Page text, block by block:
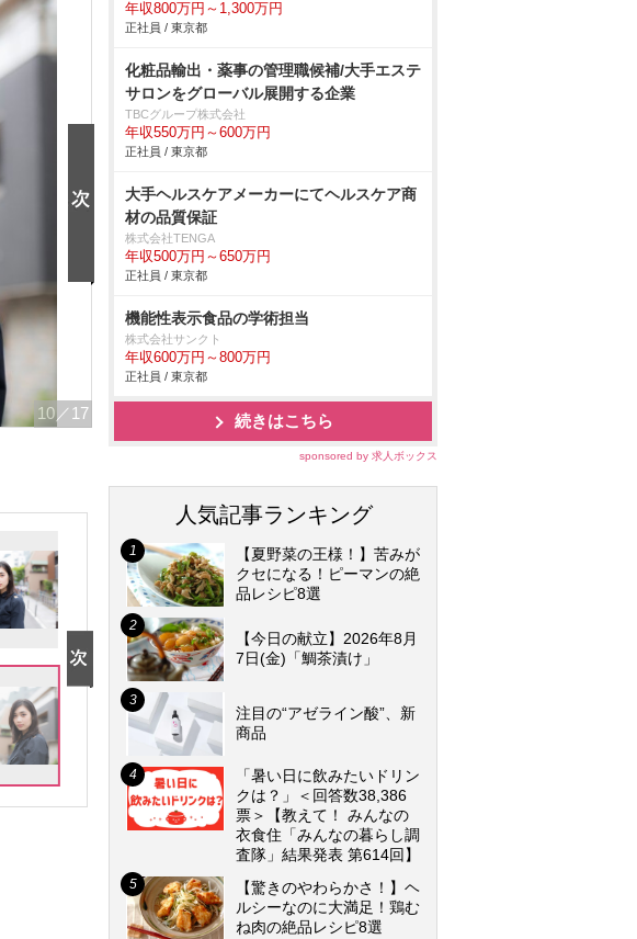
10 ／17
年収800万円～1,300万円
正社員 / 東京都
化粧品輸出・薬事の管理職候補/大手エステ
サロンをグローバル展開する企業
TBCグループ株式会社
年収550万円～600万円
正社員 / 東京都
大手ヘルスケアメーカーにてヘルスケア商
材の品質保証
株式会社TENGA
年収500万円～650万円
正社員 / 東京都
機能性表示食品の学術担当
株式会社サンクト
年収600万円～800万円
正社員 / 東京都
続きはこちら
sponsored by 求人ボックス
人気記事ランキング
【夏野菜の王様！】苦みが
クセになる！ピーマンの絶
品レシピ8選
【今日の献立】2026年8月
7日(金)「鯛茶漬け」
注目の“アゼライン酸”、新
商品
「暑い日に飲みたいドリン
クは？」＜回答数38,386
票＞【教えて！ みんなの
衣食住「みんなの暮らし調
査隊」結果発表 第614回】
【驚きのやわらかさ！】ヘ
ルシーなのに大満足！鶏む
ね肉の絶品レシピ8選